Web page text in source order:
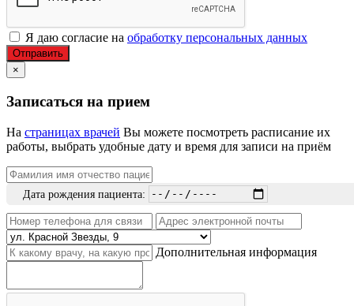
Я даю согласие на обработку персональных данных
Отправить
×
Записаться на прием
На страницах врачей Вы можете посмотреть расписание их
работы, выбрать удобные дату и время для записи на приём
Дата рождения пациента:
Дополнительная информация